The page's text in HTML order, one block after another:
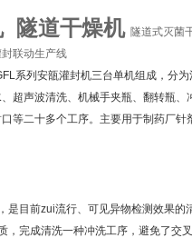
隧道干燥机隧道式灭菌
联动生产线
系列安瓿灌封机三台单机组成，分
超声波清洗、机械手夹瓶、翻转瓶、
等二十多个工序。主要用于制药厂针
是目前zui流行、可见异物检测效果的
，完成清洗一种冲洗工序，避免了交